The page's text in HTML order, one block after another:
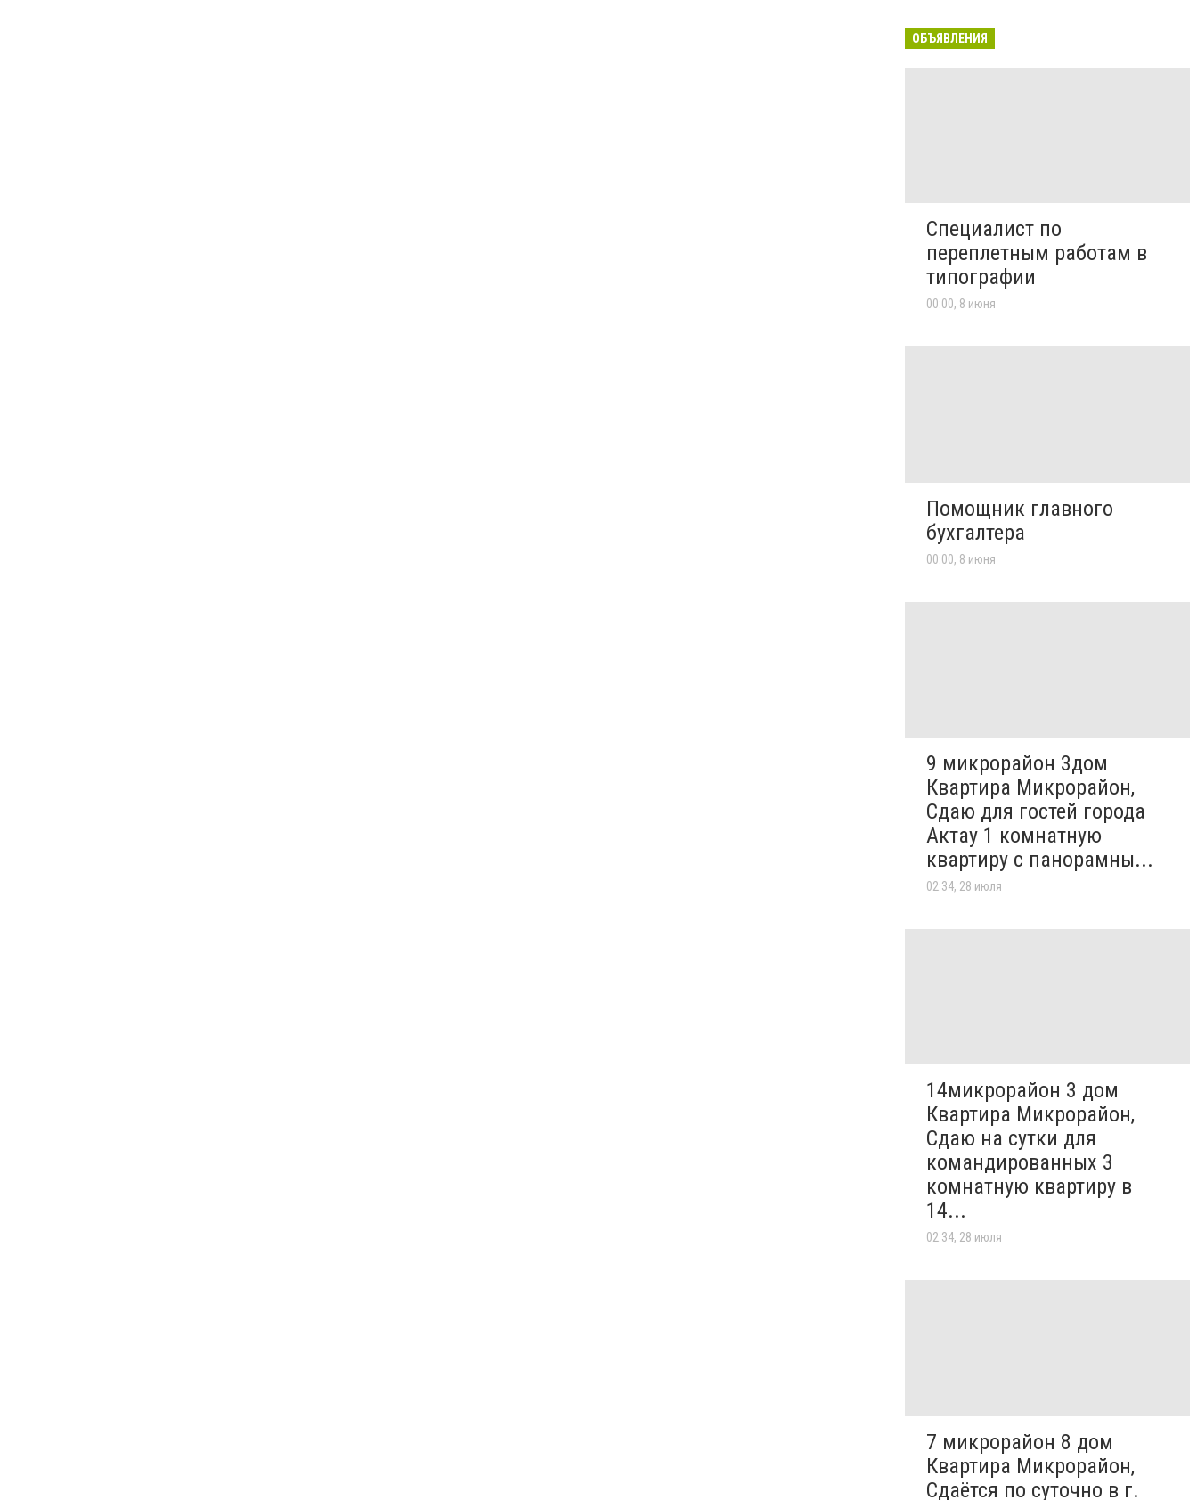
ОБЪЯВЛЕНИЯ
Специалист по
переплетным работам в
типографии
00:00, 8 июня
Помощник главного
бухгалтера
00:00, 8 июня
9 микрорайон 3дом
Квартира Микрорайон,
Сдаю для гостей города
Актау 1 комнатную
квартиру с панорамны...
02:34, 28 июля
14микрорайон 3 дом
Квартира Микрорайон,
Сдаю на сутки для
командированных 3
комнатную квартиру в
14...
02:34, 28 июля
7 микрорайон 8 дом
Квартира Микрорайон,
Сдаётся по суточно в г.